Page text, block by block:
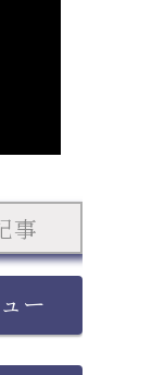
事
ー